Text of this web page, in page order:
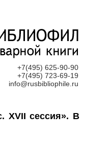
+7(495) 625-90-90
+7(495) 723-69-19
info@rusbibliophile.ru
XVII сессия». В